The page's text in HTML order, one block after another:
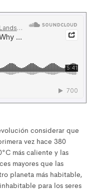
considerar que
vez hace 380
más caliente y las
mayores que las
planeta más habitable,
para los seres